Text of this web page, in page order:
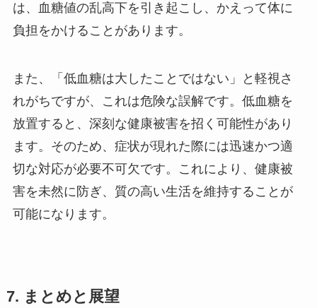
は、血糖値の乱高下を引き起こし、かえって体に
負担をかけることがあります。
また、「低血糖は大したことではない」と軽視さ
れがちですが、これは危険な誤解です。低血糖を
放置すると、深刻な健康被害を招く可能性があり
ます。そのため、症状が現れた際には迅速かつ適
切な対応が必要不可欠です。これにより、健康被
害を未然に防ぎ、質の高い生活を維持することが
可能になります。
7. まとめと展望